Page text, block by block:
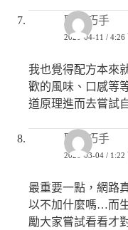
匿名巧手
2020-04-11 / 4:26
我也覺得配方本來
歡的風味、口感等
道原理進而去嘗試
匿名巧手
2020-03-04 / 1:22
最重要一點，網路
以不加什麼嗎…而
勵大家嘗試看看才